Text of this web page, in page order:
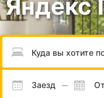
Яндекс
Заезд